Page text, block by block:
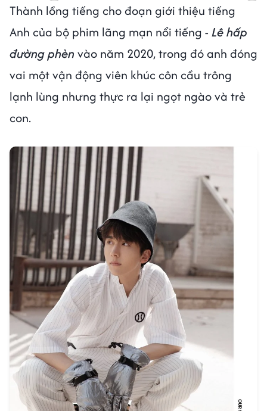
Thành lồng tiếng cho đoạn giới thiệu tiếng
Anh của bộ phim lãng mạn nổi tiếng - Lê hấp
đường phèn vào năm 2020, trong đó anh đóng
vai một vận động viên khúc côn cầu trông
lạnh lùng nhưng thực ra lại ngọt ngào và trẻ
con.